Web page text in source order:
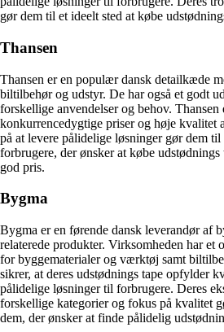
gør dem til et ideelt sted at købe
Thansen
Thansen er en populær dansk detailkæde
biltilbehør og udstyr. De har også et godt
forskellige anvendelser og behov. Thansen
konkurrencedygtige priser og høje kvalitet
på at levere pålidelige løsninger gør dem
forbrugere, der ønsker at købe
god pris.
Bygma
Bygma er en førende dansk leverandør af
relaterede produkter. Virksomheden har et
for byggematerialer og værktøj samt
sikrer, at deres udstødnings tape opfylder
pålidelige løsninger til forbrugere. Deres
forskellige kategorier og fokus på kvalitet
dem, der ønsker at finde pålidelig